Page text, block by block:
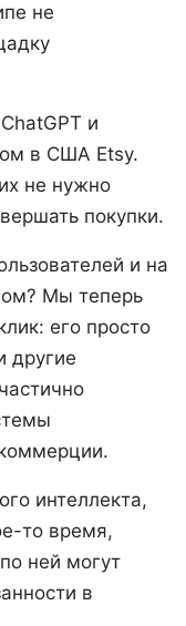
не
и
в США Etsy.
не нужно
покупки.
и на
Мы теперь
его просто
другие
интеллекта,
то время,
ней могут
в